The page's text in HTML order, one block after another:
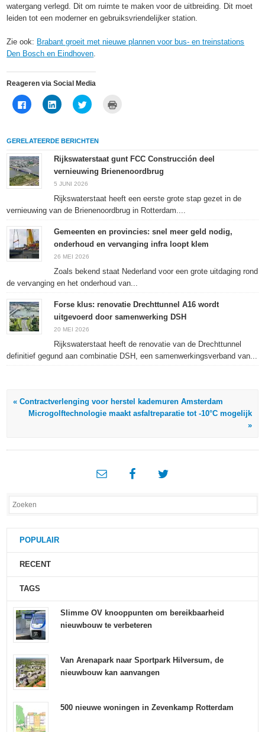
watergang verlegd. Dit om ruimte te maken voor de uitbreiding. Dit moet
leiden tot een moderner en gebruiksvriendelijker station.
Zie ook: Brabant groeit met nieuwe plannen voor bus- en treinstations
Den Bosch en Eindhoven.
Reageren via Social Media
Klik
om
Facebook
(Wordt
een
nieuw
venster
geopend)
Klik
om
delen
(Wordt
een
nieuw
venster
geopend)
Klik
om
Twitter
(Wordt
een
nieuw
venster
nieuw
geopend)
GERELATEERDE BERICHTEN
Rijkswaterstaat gunt FCC Construcción deel
vernieuwing Brienenoordbrug
5 JUNI 2026
Rijkswaterstaat heeft een eerste grote stap gezet in de
vernieuwing van de Brienenoordbrug in Rotterdam....
Gemeenten en provincies: snel meer geld nodig,
onderhoud en vervanging infra loopt klem
26 MEI 2026
Zoals bekend staat Nederland voor een grote uitdaging rond
de vervanging en het onderhoud van...
Forse klus: renovatie Drechttunnel A16 wordt
uitgevoerd door samenwerking DSH
20 MEI 2026
Rijkswaterstaat heeft de renovatie van de Drechttunnel
definitief gegund aan combinatie DSH, een samenwerkingsverband van...
« Contractverlenging voor herstel kademuren Amsterdam
Microgolftechnologie maakt asfaltreparatie tot -10°C mogelijk
»
POPULAIR
RECENT
TAGS
Slimme OV knooppunten om bereikbaarheid
nieuwbouw te verbeteren
Van Arenapark naar Sportpark Hilversum, de
nieuwbouw kan aanvangen
500 nieuwe woningen in Zevenkamp Rotterdam